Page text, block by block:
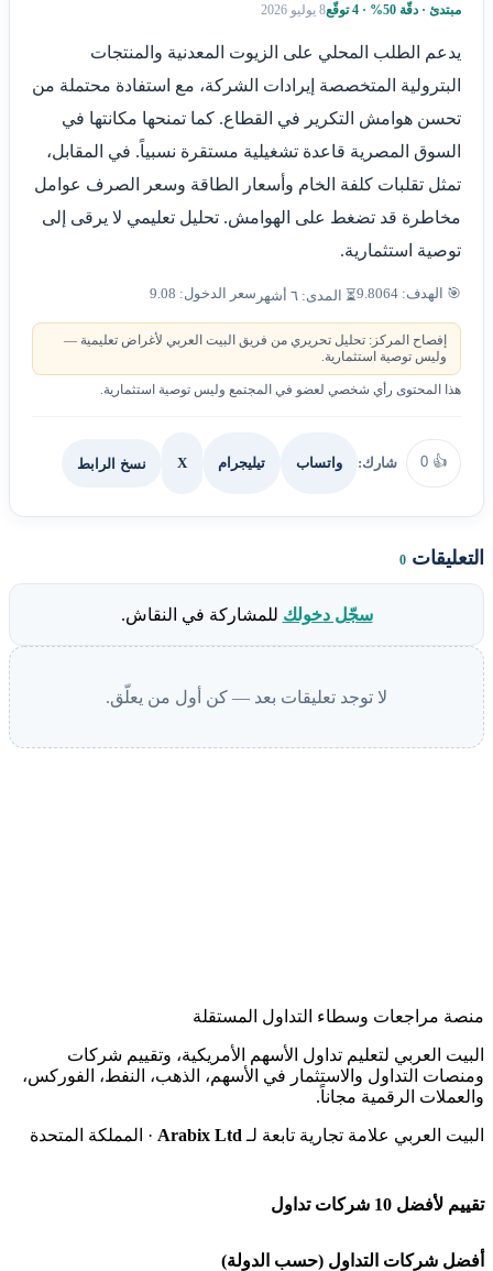
مبتدئ · دقّة 50% · 4 توقّع 8 يوليو 2026
يدعم الطلب المحلي على الزيوت المعدنية والمنتجات
البترولية المتخصصة إيرادات الشركة، مع استفادة محتملة من
تحسن هوامش التكرير في القطاع. كما تمنحها مكانتها في
السوق المصرية قاعدة تشغيلية مستقرة نسبياً. في المقابل،
تمثل تقلبات كلفة الخام وأسعار الطاقة وسعر الصرف عوامل
مخاطرة قد تضغط على الهوامش. تحليل تعليمي لا يرقى إلى
توصية استثمارية.
🎯 الهدف: 9.8064 ⏳ المدى: ٦ أشهر سعر الدخول: 9.08
إفصاح المركز: تحليل تحريري من فريق البيت العربي لأغراض تعليمية —
وليس توصية استثمارية.
هذا المحتوى رأي شخصي لعضو في المجتمع وليس توصية استثمارية.
👍
0 شارك: واتساب تيليجرام X نسخ الرابط
التعليقات 0
سجّل دخولك للمشاركة في النقاش.
لا توجد تعليقات بعد — كن أول من يعلّق.
منصة مراجعات وسطاء التداول المستقلة
البيت العربي لتعليم تداول الأسهم الأمريكية، وتقييم شركات
ومنصات التداول والاستثمار في الأسهم، الذهب، النفط، الفوركس،
والعملات الرقمية مجاناً.
البيت العربي علامة تجارية تابعة لـ Arabix Ltd · المملكة المتحدة
تقييم لأفضل 10 شركات تداول
شركة Capital.com
أفضل شركات التداول (حسب الدولة)